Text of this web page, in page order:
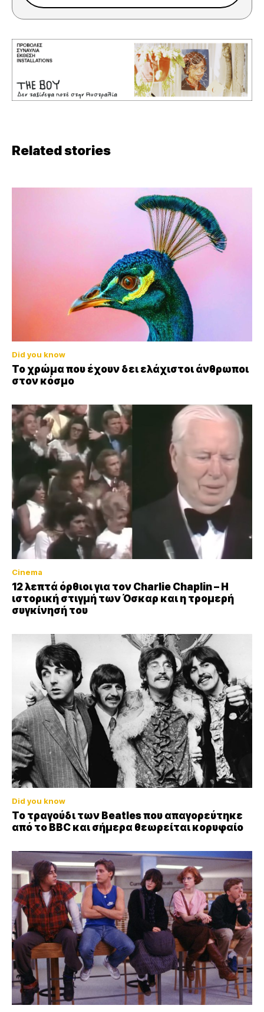
Related stories
Did you know
Το χρώμα που έχουν δει ελάχιστοι άνθρωποι
στον κόσμο
Cinema
12 λεπτά όρθιοι για τον Charlie Chaplin – Η
ιστορική στιγμή των Όσκαρ και η τρομερή
συγκίνησή του
Did you know
Το τραγούδι των Beatles που απαγορεύτηκε
από το BBC και σήμερα θεωρείται κορυφαίο